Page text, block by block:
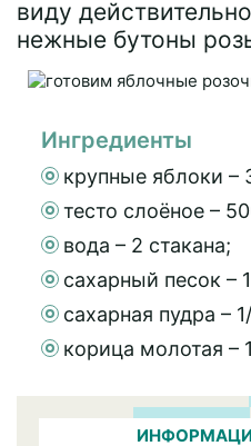
виду
нежные бутоны
Ингредиенты
крупные яблоки –
тесто слоёное –
вода – 2 стакана;
сахарный песок –
сахарная пудра –
корица молотая –